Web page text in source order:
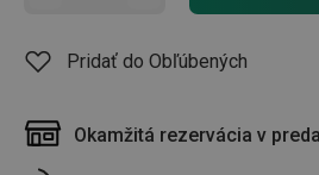
Pridať do Obľúbených
Okamžitá rezervácia v